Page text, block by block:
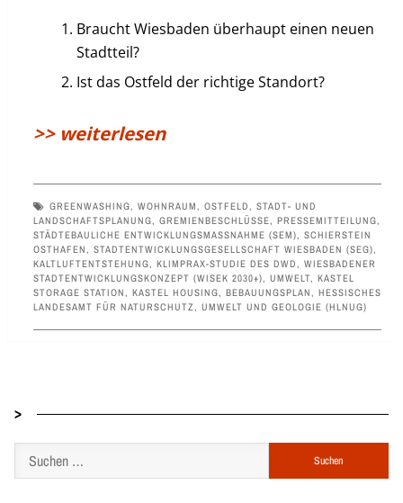
Braucht Wiesbaden überhaupt einen neuen
Stadtteil?
Ist das Ostfeld der richtige Standort?
>> weiterlesen
GREENWASHING, WOHNRAUM, OSTFELD, STADT- UND
LANDSCHAFTSPLANUNG, GREMIENBESCHLÜSSE, PRESSEMITTEILUNG,
STÄDTEBAULICHE ENTWICKLUNGSMASSNAHME (SEM) , SCHIERSTEIN
OSTHAFEN, STADTENTWICKLUNGSGESELLSCHAFT WIESBADEN (SEG),
KALTLUFTENTSTEHUNG, KLIMPRAX-STUDIE DES DWD, WIESBADENER
STADTENTWICKLUNGSKONZEPT (WISEK 2030+), UMWELT, KASTEL
STORAGE STATION, KASTEL HOUSING, BEBAUUNGSPLAN, HESSISCHES
LANDESAMT FÜR NATURSCHUTZ, UMWELT UND GEOLOGIE (HLNUG)
>
nach: